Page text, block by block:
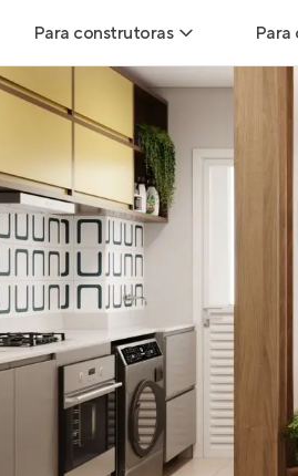
Para construtoras
Geração de Leads
Geração de Visitas
Geração de Vendas
Maiores Construtoras
Parcerias Imobiliárias
Anunciar Imóveis